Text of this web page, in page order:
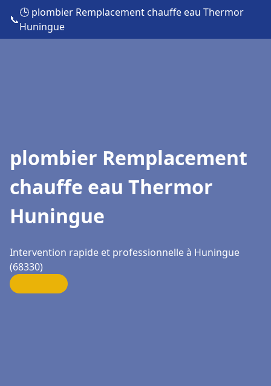
📞
🕒 plombier Remplacement chauffe eau Thermor
Huningue
plombier Remplacement
chauffe eau Thermor
Huningue
Intervention rapide et professionnelle à Huningue
(68330)